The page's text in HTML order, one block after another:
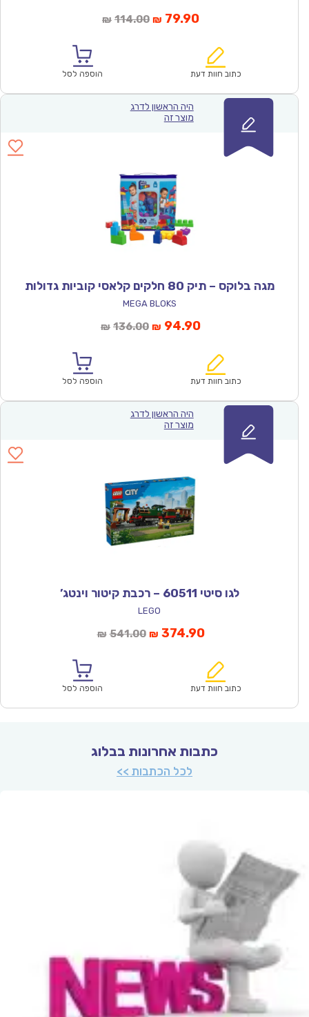
₪ 114.00המחיר
₪114.00.
₪ 79.90המחיר
הוא:
כתוב חוות דעת הוספה לסל
היה הראשון לדרג
מוצר זה
מגה בלוקס – תיק 80 חלקים קלאסי קוביות גדולות
MEGA BLOKS
₪ 136.00המחיר
₪136.00.
₪ 94.90המחיר
הוא:
כתוב חוות דעת הוספה לסל
היה הראשון לדרג
מוצר זה
לגו סיטי 60511 – רכבת קיטור וינטג’
LEGO
₪ 541.00המחיר
₪541.00.
₪ 374.90המחיר
הוא:
כתוב חוות דעת הוספה לסל
כתבות אחרונות בבלוג
לכל הכתבות >>